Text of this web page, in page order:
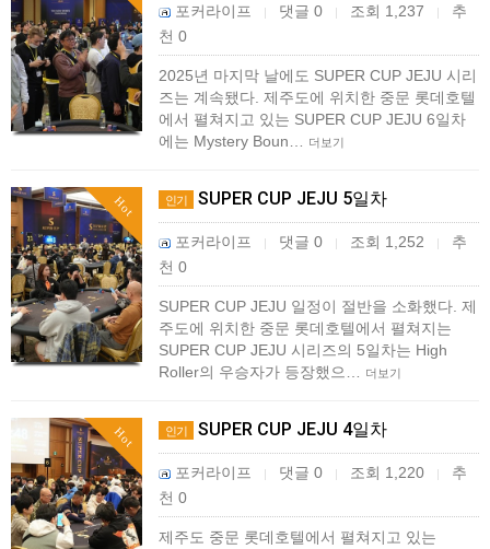
포커라이프 | 댓글 0 | 조회 1,237 |
추
천 0
2025년 마지막 날에도 SUPER CUP JEJU 시리
즈는 계속됐다. 제주도에 위치한 중문 롯데호텔
에서 펼쳐지고 있는 SUPER CUP JEJU 6일차
에는 Mystery Boun…
더보기
Hot 인기 SUPER CUP JEJU 5일차
포커라이프 | 댓글 0 | 조회 1,252 |
추
천 0
SUPER CUP JEJU 일정이 절반을 소화했다. 제
주도에 위치한 중문 롯데호텔에서 펼쳐지는
SUPER CUP JEJU 시리즈의 5일차는 High
Roller의 우승자가 등장했으…
더보기
Hot 인기 SUPER CUP JEJU 4일차
포커라이프 | 댓글 0 | 조회 1,220 |
추
천 0
제주도 중문 롯데호텔에서 펼쳐지고 있는